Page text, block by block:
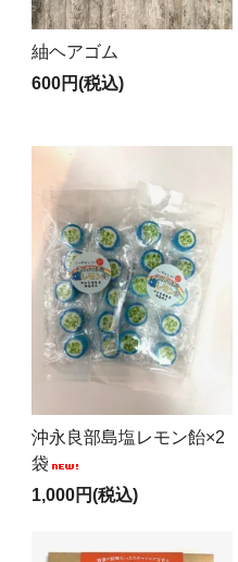
紬ヘアゴム
600円(税込)
沖永良部島塩レモン飴×2
袋
1,000円(税込)